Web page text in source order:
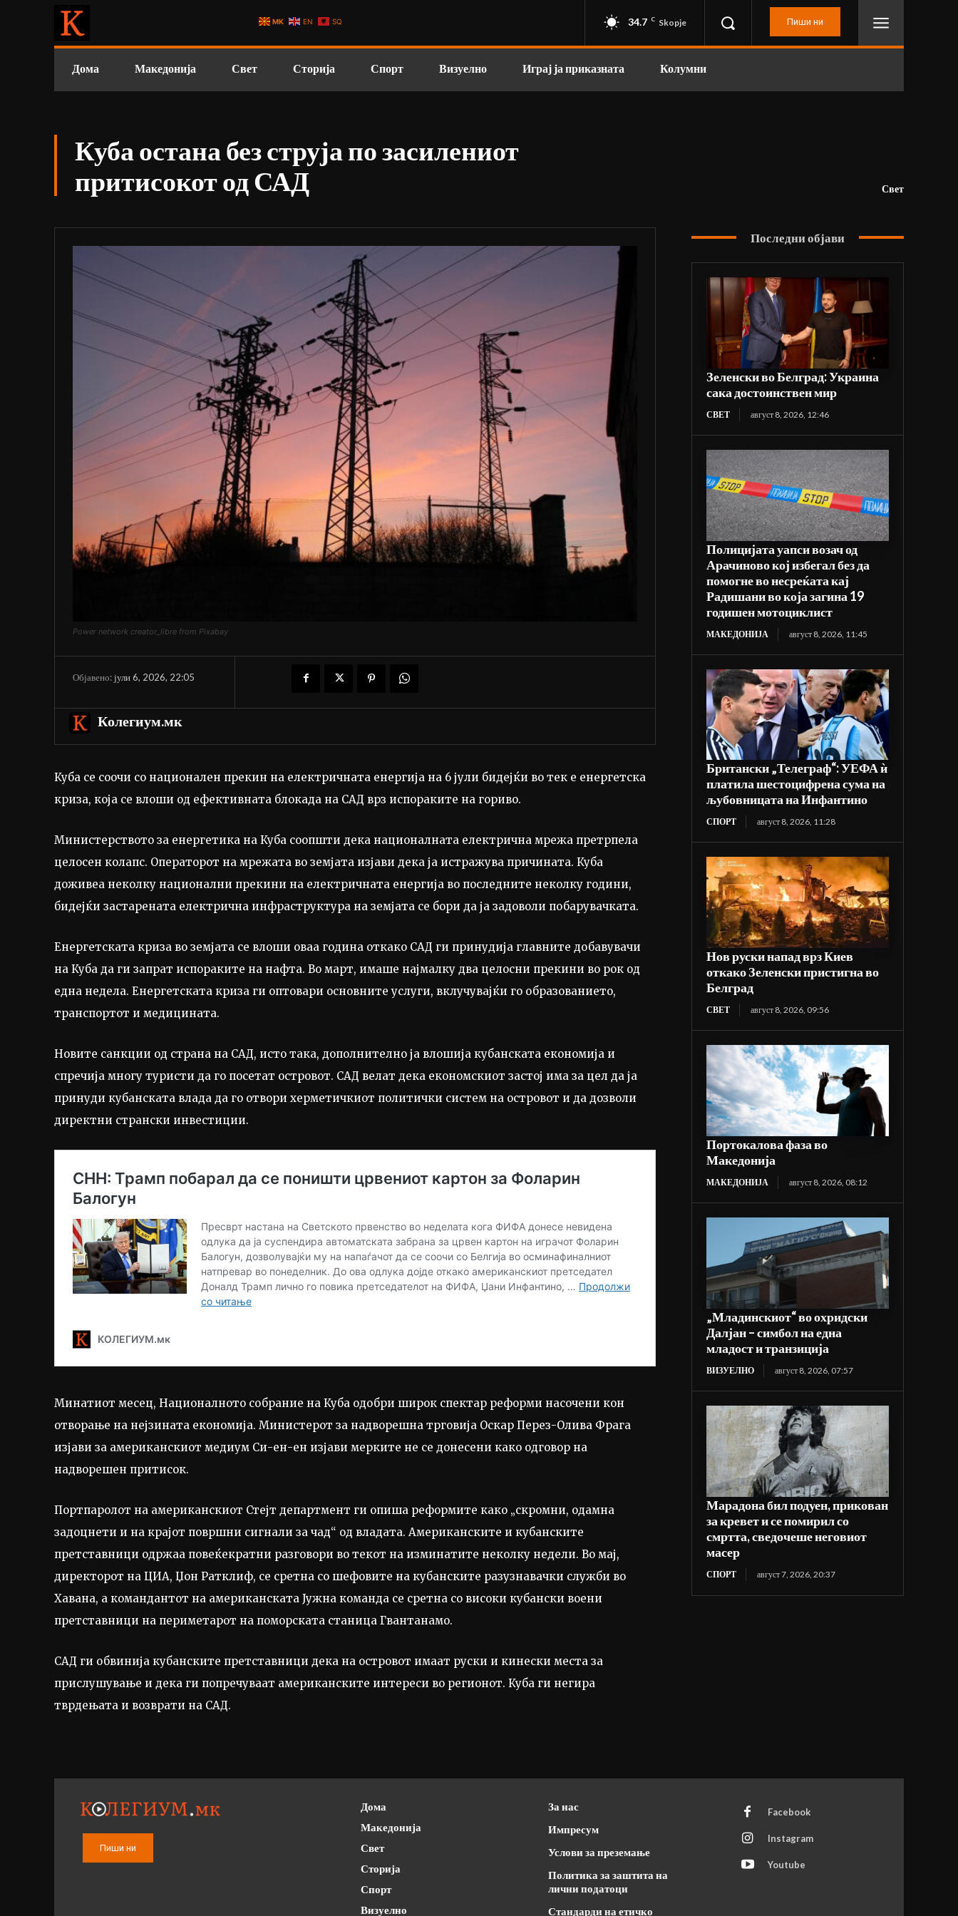
34.7 C Skopje Пиши ни
Дома Македонија Свет Сторија Спорт Визуелно Играј ја приказната Колумни
Куба остана без струја по засилениот
притисокот од САД
Свет
Power network creator_libre from Pixabay
Објавено:јули 6, 2026, 22:05
Колегиум.мк
Куба се соочи со национален прекин на електричната енергија на 6 јули бидејќи во тек е енергетска
криза, која се влоши од ефективната блокада на САД врз испораките на гориво.
Министерството за енергетика на Куба соопшти дека националната електрична мрежа претрпела
целосен колапс. Операторот на мрежата во земјата изјави дека ја истражува причината. Куба
доживеа неколку национални прекини на електричната енергија во последните неколку години,
бидејќи застарената електрична инфраструктура на земјата се бори да ја задоволи побарувачката.
Енергетската криза во земјата се влоши оваа година откако САД ги принудија главните добавувачи
на Куба да ги запрат испораките на нафта. Во март, имаше најмалку два целосни прекини во рок од
една недела. Енергетската криза ги оптовари основните услуги, вклучувајќи го образованието,
транспортот и медицината.
Новите санкции од страна на САД, исто така, дополнително ја влошија кубанската економија и
спречија многу туристи да го посетат островот. САД велат дека економскиот застој има за цел да ја
принуди кубанската влада да го отвори херметичкиот политички систем на островот и да дозволи
директни странски инвестиции.
Минатиот месец, Националното собрание на Куба одобри широк спектар реформи насочени кон
отворање на нејзината економија. Министерот за надворешна трговија Оскар Перез-Олива Фрага
изјави за американскиот медиум Си-ен-ен изјави мерките не се донесени како одговор на
надворешен притисок.
Портпаролот на американскиот Стејт департмент ги опиша реформите како „скромни, одамна
задоцнети и на крајот површни сигнали за чад“ од владата. Американските и кубанските
претставници одржаа повеќекратни разговори во текот на изминатите неколку недели. Во мај,
директорот на ЦИА, Џон Ратклиф, се сретна со шефовите на кубанските разузнавачки служби во
Хавана, а командантот на американската Јужна команда се сретна со високи кубански воени
претставници на периметарот на поморската станица Гвантанамо.
САД ги обвинија кубанските претставници дека на островот имаат руски и кинески места за
прислушување и дека ги попречуваат американските интереси во регионот. Куба ги негира
тврдењата и возврати на САД.
Последни објави
Зеленски во Белград: Украина
сака достоинствен мир
СВЕТ август 8, 2026, 12:46
Полицијата уапси возач од
Арачиново кој избегал без да
помогне во несреќата кај
Радишани во која загина 19
годишен мотоциклист
МАКЕДОНИЈА август 8, 2026, 11:45
Британски „Телеграф“: УЕФА ѝ
платила шестоцифрена сума на
љубовницата на Инфантино
СПОРТ август 8, 2026, 11:28
Нов руски напад врз Киев
откако Зеленски пристигна во
Белград
СВЕТ август 8, 2026, 09:56
Портокалова фаза во
Македонија
МАКЕДОНИЈА август 8, 2026, 08:12
„Младинскиот“ во охридски
Далјан – симбол на една
младост и транзиција
ВИЗУЕЛНО август 8, 2026, 07:57
Марадона бил подуен, прикован
за кревет и се помирил со
смртта, сведочеше неговиот
масер
СПОРТ август 7, 2026, 20:37
Пиши ни
Дома
Македонија
Свет
Сторија
Спорт
Визуелно
За нас
Импресум
Услови за преземање
Политика за заштита на
лични податоци
Стандарди на етичко
Facebook
Instagram
Youtube
MK EN SQ